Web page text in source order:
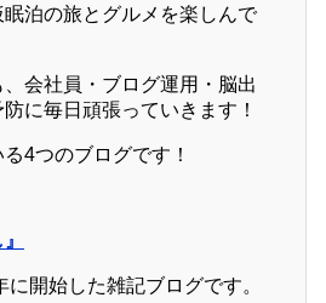
眠泊の旅とグルメを楽しんで
、会社員・ブログ運用・脳出
に毎日頑張っていきます！
4つのブログです！
に開始した雑記ブログです。